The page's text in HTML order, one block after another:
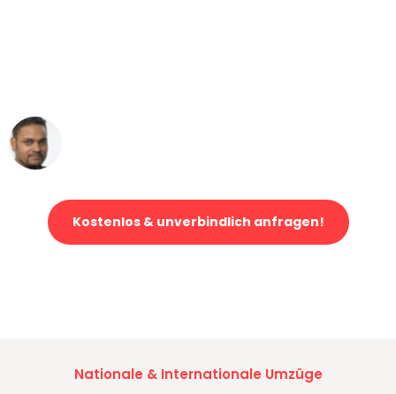
Kostenlos & unverbindlich anfragen!
Nationale & Internationale Umzüge